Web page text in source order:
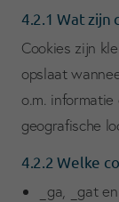
4.2.1 Wat zijn
Cookies zijn
opslaat
o.m.
geografische
4.2.2 Welke
_ga, _gat